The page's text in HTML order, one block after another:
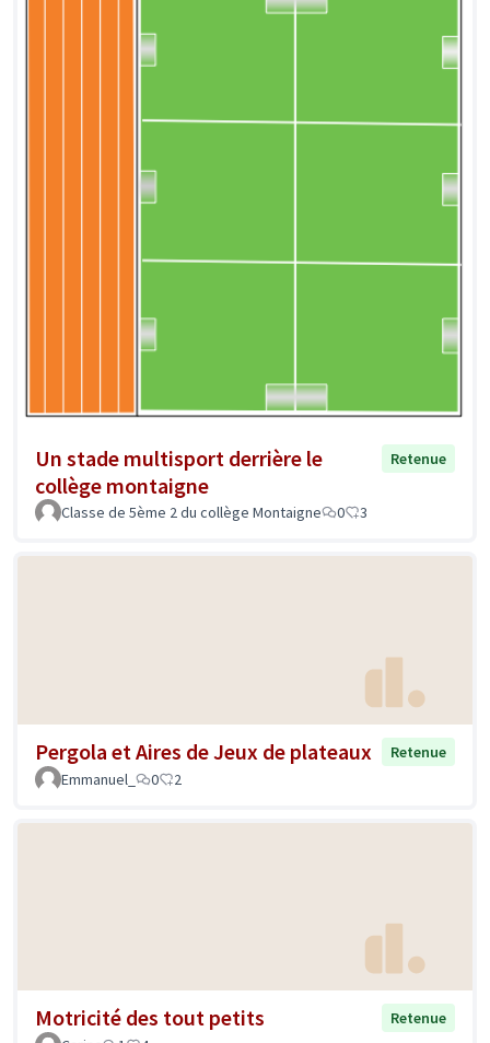
Un stade multisport derrière le
collège montaigne
Retenue
Classe de 5ème 2 du collège Montaigne 0 3
Pergola et Aires de Jeux de plateaux
Retenue
Emmanuel_
0 2
Motricité des tout petits
Retenue